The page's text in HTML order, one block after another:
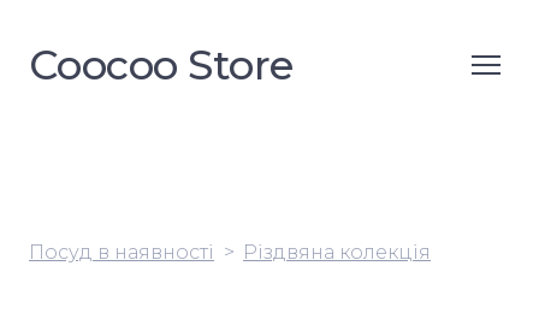
Coocoo Store
Посуд в наявності Різдвяна колекція